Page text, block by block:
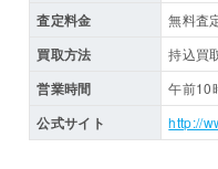
査定料金 無料査
買取方法 持込買
営業時間 午前10
公式サイト http://